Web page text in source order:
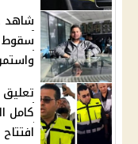
شاهد
سقوط
كامل